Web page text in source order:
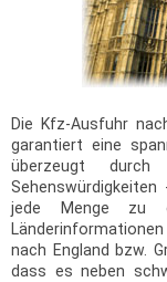
Die Kfz-Ausfuhr
garantiert eine
überzeugt
jede Menge zu
nach England bzw.
dass es neben